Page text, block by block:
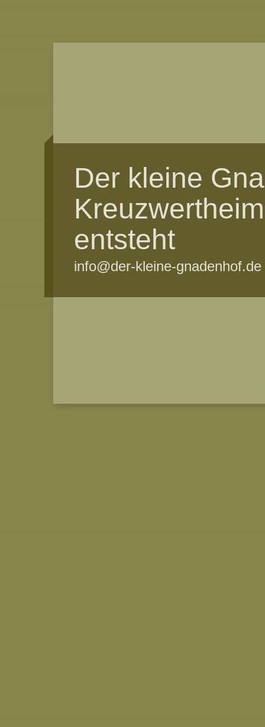
Der kleine
entsteht
info@der-kleine-gnadenhof.de